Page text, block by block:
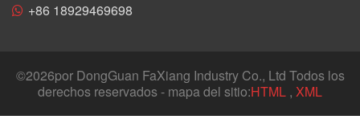
+86 18929469698
©2026por DongGuan FaXiang Industry Co., Ltd Todos los
derechos reservados - mapa del sitio:HTML , XML